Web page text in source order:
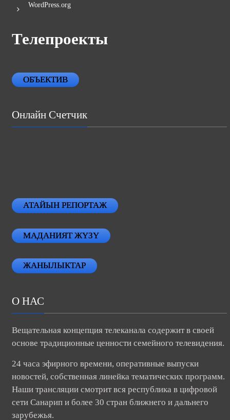
WordPress.org
Телепроекты
ОБЪЕКТИВ
Онлайн Счетчик
АТАЙЫН РЕПОРТАЖ
МАДАНИЯТ ЖҮЗҮ
ЖАНЫЛЫКТАР
О НАС
Вещательная концепция телеканала содержит в своей
основе традиционные ценности семейного телевидения.
24 часа эфирного времени, оперативные выпуски
новостей, собственная линейка тематических программ.
Наши трансляции смотрит вся республика в цифровой
сети Санарип и более 30 стран ближнего и дальнего
зарубежья.